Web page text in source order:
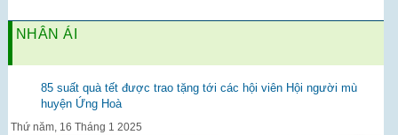
NHÂN ÁI
85 suất quà tết được trao tặng tới các hội viên Hội người mù
huyện Ứng Hoà
Thứ năm, 16 Tháng 1 2025